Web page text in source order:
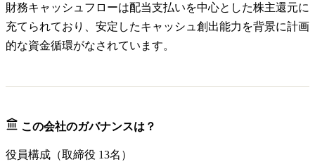
財務キャッシュフローは配当支払いを中心とした株主還元に
充てられており、安定したキャッシュ創出能力を背景に計画
的な資金循環がなされています。
この会社のガバナンスは？
役員構成（取締役 13名）